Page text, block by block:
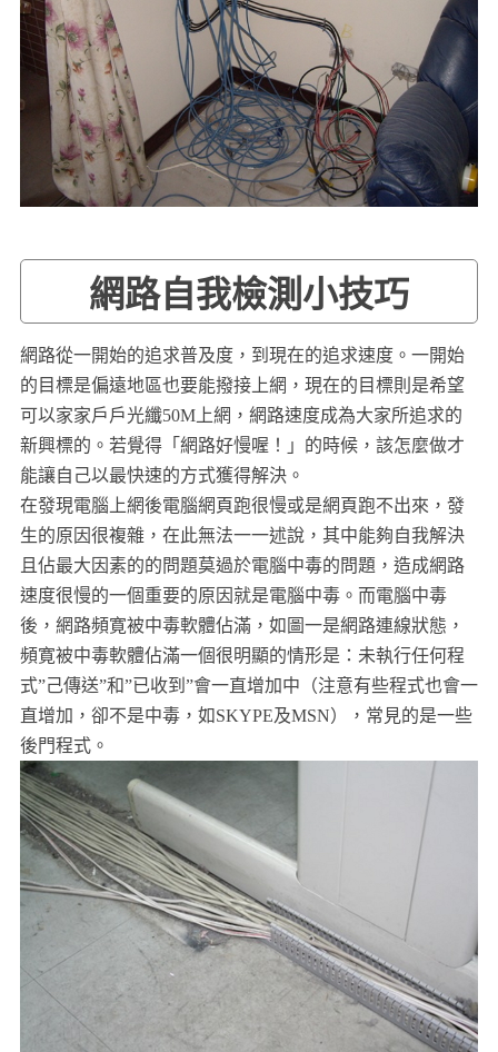
網路自我檢測小技巧
網路從一開始的追求普及度，到現在的追求速度。一開始
的目標是偏遠地區也要能撥接上網，現在的目標則是希望
可以家家戶戶光纖50M上網，網路速度成為大家所追求的
新興標的。若覺得「網路好慢喔！」的時候，該怎麼做才
能讓自己以最快速的方式獲得解決。
在發現電腦上網後電腦網頁跑很慢或是網頁跑不出來，發
生的原因很複雜，在此無法一一述說，其中能夠自我解決
且佔最大因素的的問題莫過於電腦中毒的問題，造成網路
速度很慢的一個重要的原因就是電腦中毒。而電腦中毒
後，網路頻寛被中毒軟體佔滿，如圖一是網路連線狀態，
頻寛被中毒軟體佔滿一個很明顯的情形是：未執行任何程
式”己傳送”和”已收到”會一直增加中（注意有些程式也會一
直增加，卻不是中毒，如SKYPE及MSN），常見的是一些
後門程式。